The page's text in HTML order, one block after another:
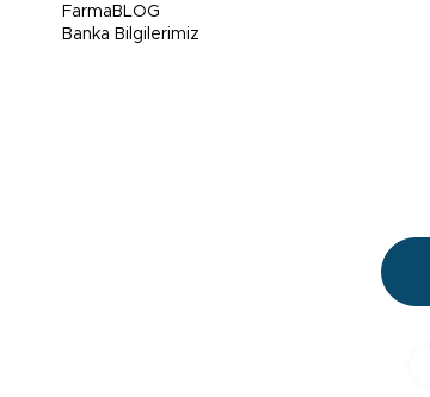
FarmaBLOG
Banka Bilgilerimiz